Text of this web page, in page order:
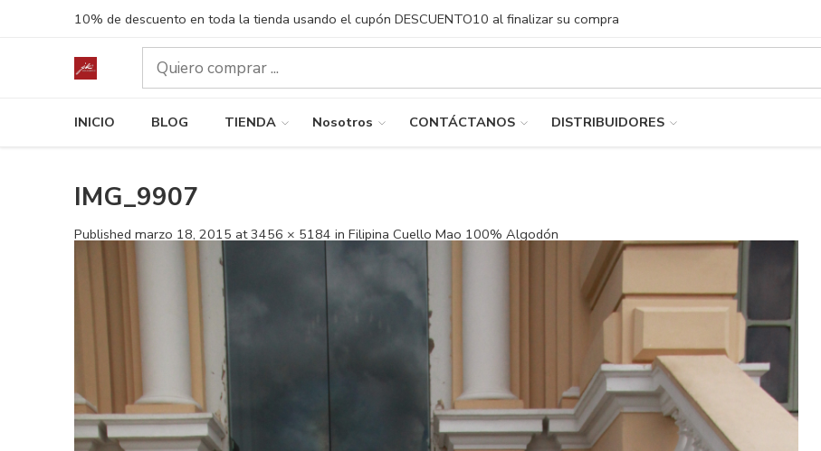
10% de descuento en toda la tienda usando el cupón DESCUENTO10 al finalizar su compra
INICIO BLOG TIENDA Nosotros CONTÁCTANOS DISTRIBUIDORES
IMG_9907
Published marzo 18, 2015 at3456 × 5184 in Filipina Cuello Mao 100% Algodón